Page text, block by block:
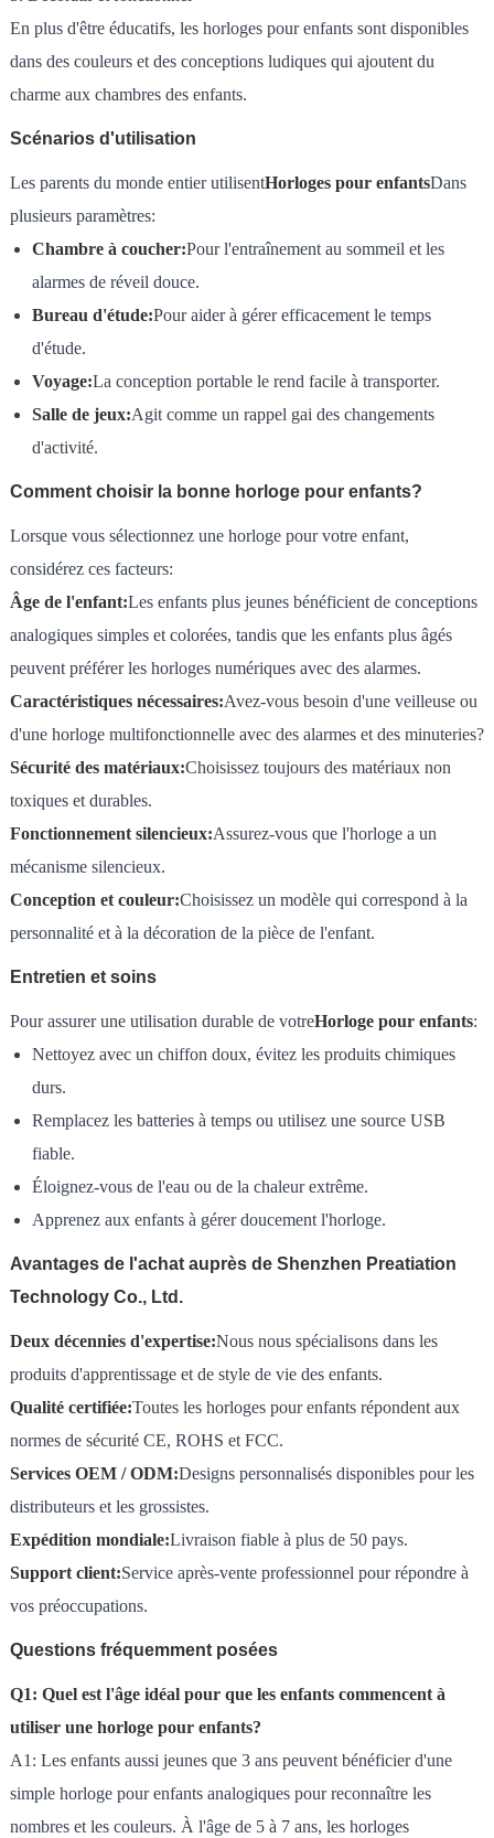
En plus d'être éducatifs, les horloges pour enfants sont disponibles
dans des couleurs et des conceptions ludiques qui ajoutent du
charme aux chambres des enfants.
Scénarios d'utilisation
Les parents du monde entier utilisentHorloges pour enfantsDans
plusieurs paramètres:
Chambre à coucher:Pour l'entraînement au sommeil et les
alarmes de réveil douce.
Bureau d'étude:Pour aider à gérer efficacement le temps
d'étude.
Voyage:La conception portable le rend facile à transporter.
Salle de jeux:Agit comme un rappel gai des changements
d'activité.
Comment choisir la bonne horloge pour enfants?
Lorsque vous sélectionnez une horloge pour votre enfant,
considérez ces facteurs:
Âge de l'enfant:Les enfants plus jeunes bénéficient de conceptions
analogiques simples et colorées, tandis que les enfants plus âgés
peuvent préférer les horloges numériques avec des alarmes.
Caractéristiques nécessaires:Avez-vous besoin d'une veilleuse ou
d'une horloge multifonctionnelle avec des alarmes et des minuteries?
Sécurité des matériaux:Choisissez toujours des matériaux non
toxiques et durables.
Fonctionnement silencieux:Assurez-vous que l'horloge a un
mécanisme silencieux.
Conception et couleur:Choisissez un modèle qui correspond à la
personnalité et à la décoration de la pièce de l'enfant.
Entretien et soins
Pour assurer une utilisation durable de votreHorloge pour enfants:
Nettoyez avec un chiffon doux, évitez les produits chimiques
durs.
Remplacez les batteries à temps ou utilisez une source USB
fiable.
Éloignez-vous de l'eau ou de la chaleur extrême.
Apprenez aux enfants à gérer doucement l'horloge.
Avantages de l'achat auprès de Shenzhen Preatiation
Technology Co., Ltd.
Deux décennies d'expertise:Nous nous spécialisons dans les
produits d'apprentissage et de style de vie des enfants.
Qualité certifiée:Toutes les horloges pour enfants répondent aux
normes de sécurité CE, ROHS et FCC.
Services OEM / ODM:Designs personnalisés disponibles pour les
distributeurs et les grossistes.
Expédition mondiale:Livraison fiable à plus de 50 pays.
Support client:Service après-vente professionnel pour répondre à
vos préoccupations.
Questions fréquemment posées
Q1: Quel est l'âge idéal pour que les enfants commencent à
utiliser une horloge pour enfants?
A1: Les enfants aussi jeunes que 3 ans peuvent bénéficier d'une
simple horloge pour enfants analogiques pour reconnaître les
nombres et les couleurs. À l'âge de 5 à 7 ans, les horloges